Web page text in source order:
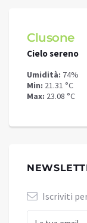
Clusone
Cielo sereno
Umidità: 74%
Min: 21.31 °C
Max: 23.08 °C
Iscriviti